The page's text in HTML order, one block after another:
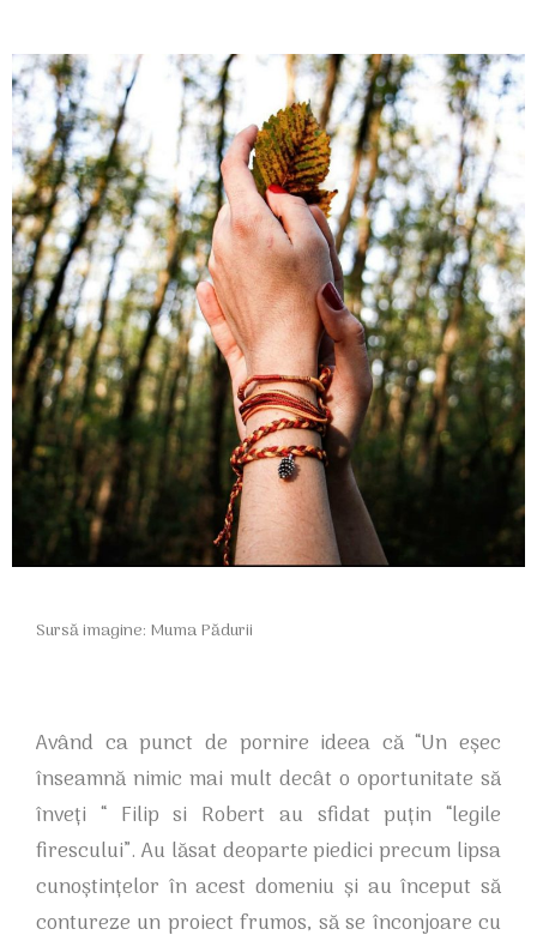
Sursă imagine: Muma Pădurii
Având ca punct de pornire ideea că “Un eșec
înseamnă nimic mai mult decât o oportunitate să
înveți “ Filip si Robert au sfidat puțin “legile
firescului”. Au lăsat deoparte piedici precum lipsa
cunoștințelor în acest domeniu și au început să
contureze un proiect frumos, să se înconjoare cu